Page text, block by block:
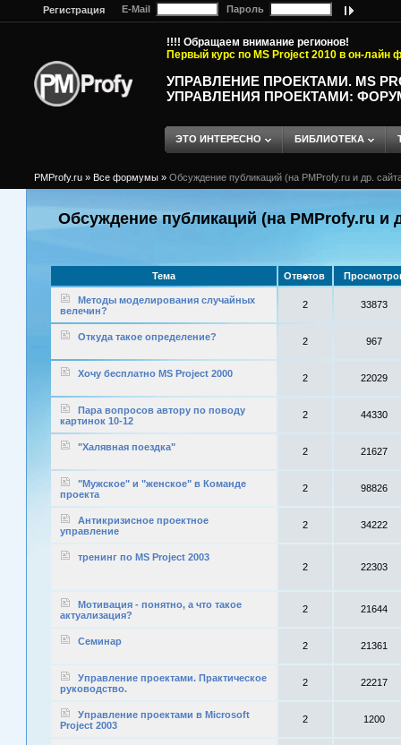
Регистрация E-Mail Пароль
!!!! Обращаем внимание регионов!
Первый курс по MS Project 2010 в он-лайн
УПРАВЛЕНИЕ ПРОЕКТАМИ. MS
УПРАВЛЕНИЯ ПРОЕКТАМИ:
ЭТО ИНТЕРЕСНО БИБЛИОТЕКА
PMProfy.ru » Все формумы » Обсуждение публикаций (на PMProfy.ru и др.
Обсуждение публикаций (на PMProfy.ru и
Тема Ответов
Методы моделирования случайных
велечин?
2 33873
Откуда такое определение? 2 967
Хочу бесплатно MS Project 2000 2 22029
Пара вопросов автору по поводу
картинок 10-12
2 44330
"Халявная поездка" 2 21627
"Мужское" и "женское" в Команде
проекта
2 98826
Антикризисное проектное
управление
2 34222
тренинг по MS Project 2003
2
22303
Мотивация - понятно, а что такое
актуализация?
2 21644
Семинар 2 21361
Управление проектами. Практическое
руководство.
2 22217
Управление проектами в Microsoft
Project 2003
2 1200